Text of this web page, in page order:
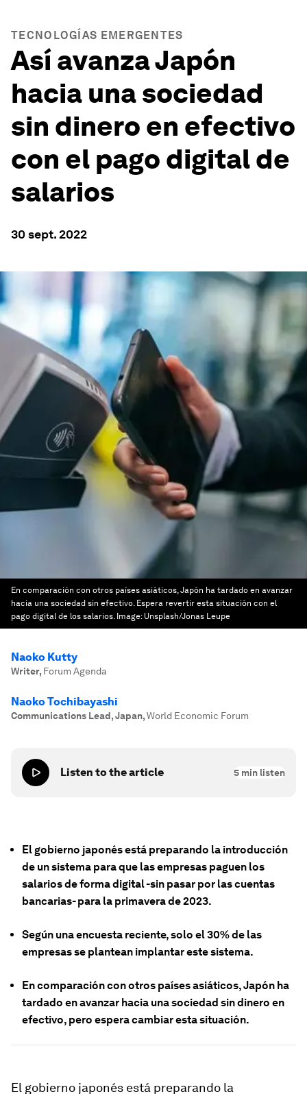
TECNOLOGÍAS EMERGENTES
Así avanza Japón
hacia una sociedad
sin dinero en efectivo
con el pago digital de
salarios
30 sept. 2022
En comparación con otros países asiáticos, Japón ha tardado en avanzar
hacia una sociedad sin efectivo. Espera revertir esta situación con el
pago digital de los salarios. Image: Unsplash/Jonas Leupe
Naoko Kutty
Writer, Forum Agenda
Naoko Tochibayashi
Communications Lead, Japan,World Economic Forum
Listen to the article 5 min listen
El gobierno japonés está preparando la introducción
de un sistema para que las empresas paguen los
salarios de forma digital -sin pasar por las cuentas
bancarias- para la primavera de 2023.
Según una encuesta reciente, solo el 30% de las
empresas se plantean implantar este sistema.
En comparación con otros países asiáticos, Japón ha
tardado en avanzar hacia una sociedad sin dinero en
efectivo, pero espera cambiar esta situación.
El gobierno japonés está preparando la